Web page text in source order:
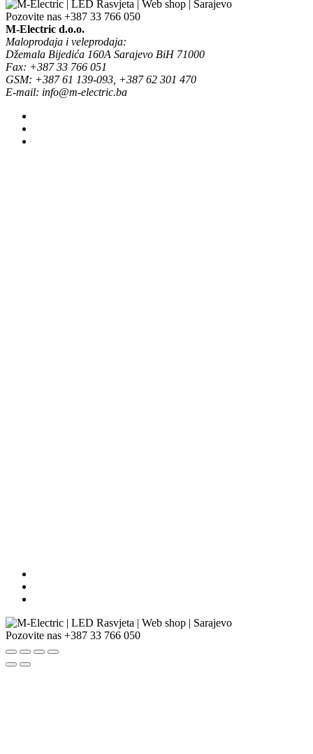
Pozovite nas +387 33 766 050
M-Electric d.o.o.
Maloprodaja i veleprodaja:
Džemala Bijedića 160A Sarajevo BiH 71000
Fax: +387 33 766 051
GSM: +387 61 139-093, +387 62 301 470
E-mail: info@m-electric.ba
Pozovite nas +387 33 766 050